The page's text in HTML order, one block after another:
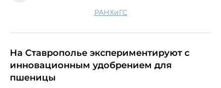
РАНХиГС
На Ставрополье экспериментируют с
инновационным удобрением для
пшеницы